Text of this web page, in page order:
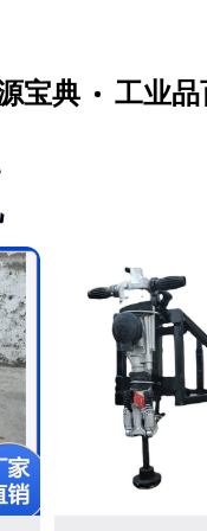
宝典 工业品